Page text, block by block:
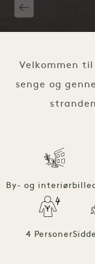
Velkommen
senge og
By- og
4 Personer